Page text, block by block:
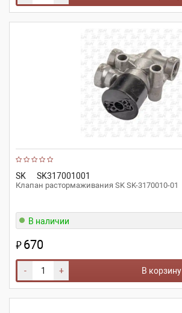
SK SK317001001
Клапан растормаживания SK SK-3170010-01
В наличии
₽670
- + В корзину